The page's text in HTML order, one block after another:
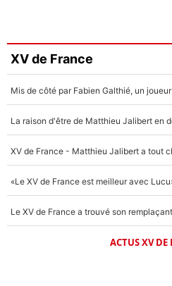
XV de France
ACTUS XV DE